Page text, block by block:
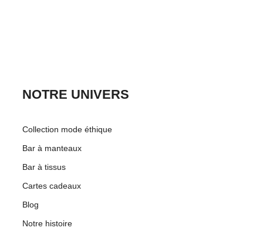
NOTRE UNIVERS
Collection mode éthique
Bar à manteaux
Bar à tissus
Cartes cadeaux
Blog
Notre histoire